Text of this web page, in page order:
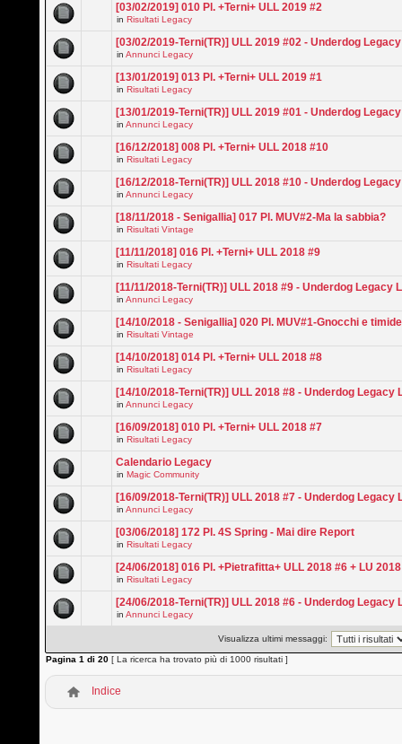
[03/02/2019] 010 Pl. +Terni+ ULL 2019 #2
inRisultati Legacy
[03/02/2019-Terni(TR)] ULL 2019 #02 - Underdog
inAnnunci Legacy
[13/01/2019] 013 Pl. +Terni+ ULL 2019 #1
inRisultati Legacy
[13/01/2019-Terni(TR)] ULL 2019 #01 - Underdog
inAnnunci Legacy
[16/12/2018] 008 Pl. +Terni+ ULL 2018 #10
inRisultati Legacy
[16/12/2018-Terni(TR)] ULL 2018 #10 - Underdog
inAnnunci Legacy
[18/11/2018 - Senigallia] 017 Pl. MUV#2-Ma la sabbia?
inRisultati Vintage
[11/11/2018] 016 Pl. +Terni+ ULL 2018 #9
inRisultati Legacy
[11/11/2018-Terni(TR)] ULL 2018 #9 - Underdog Legacy
inAnnunci Legacy
[14/10/2018 - Senigallia] 020 Pl. MUV#1-Gnocchi e
inRisultati Vintage
[14/10/2018] 014 Pl. +Terni+ ULL 2018 #8
inRisultati Legacy
[14/10/2018-Terni(TR)] ULL 2018 #8 - Underdog Legacy
inAnnunci Legacy
[16/09/2018] 010 Pl. +Terni+ ULL 2018 #7
inRisultati Legacy
Calendario Legacy
inMagic Community
[16/09/2018-Terni(TR)] ULL 2018 #7 - Underdog Legacy
inAnnunci Legacy
[03/06/2018] 172 Pl. 4S Spring - Mai dire Report
inRisultati Legacy
[24/06/2018] 016 Pl. +Pietrafitta+ ULL 2018 #6 + LU
inRisultati Legacy
[24/06/2018-Terni(TR)] ULL 2018 #6 - Underdog Legacy
inAnnunci Legacy
Visualizza ultimi messaggi:
Pagina1 di20 [ La ricerca ha trovato più di 1000 risultati ]
Indice